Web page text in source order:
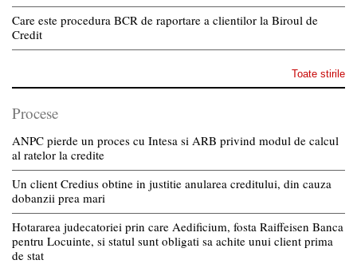
Care este procedura BCR de raportare a clientilor la Biroul de
Credit
Toate stirile
Procese
ANPC pierde un proces cu Intesa si ARB privind modul de calcul
al ratelor la credite
Un client Credius obtine in justitie anularea creditului, din cauza
dobanzii prea mari
Hotararea judecatoriei prin care Aedificium, fosta Raiffeisen Banca
pentru Locuinte, si statul sunt obligati sa achite unui client prima
de stat